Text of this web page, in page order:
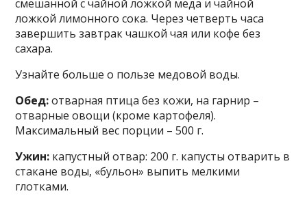
смешанной с чайной ложкой меда и чайной
ложкой лимонного сока. Через четверть часа
завершить завтрак чашкой чая или кофе без
сахара.
Узнайте больше о пользе медовой воды.
Обед:отварная птица без кожи, на гарнир –
отварные овощи (кроме картофеля).
Максимальный вес порции – 500 г.
Ужин: капустный отвар: 200 г. капусты отварить в
стакане воды, «бульон» выпить мелкими
глотками.